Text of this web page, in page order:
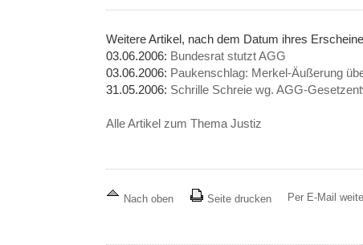
Weitere Artikel, nach dem Datum ihres
03.06.2006: Bundesrat stutzt AGG
03.06.2006: Paukenschlag: Merkel-Äußerung
31.05.2006: Schrille Schreie wg. AGG-
Alle Artikel zum Thema Justiz
Nach oben Seite drucken Per E-Mail